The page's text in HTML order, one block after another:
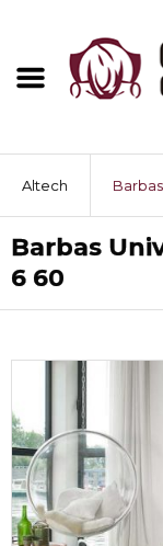
Altech
Barbas
6 60